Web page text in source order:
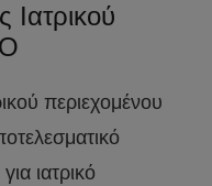
περιεχομένου
ιατρικό